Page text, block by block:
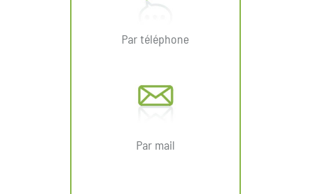
Par téléphone
Par mail